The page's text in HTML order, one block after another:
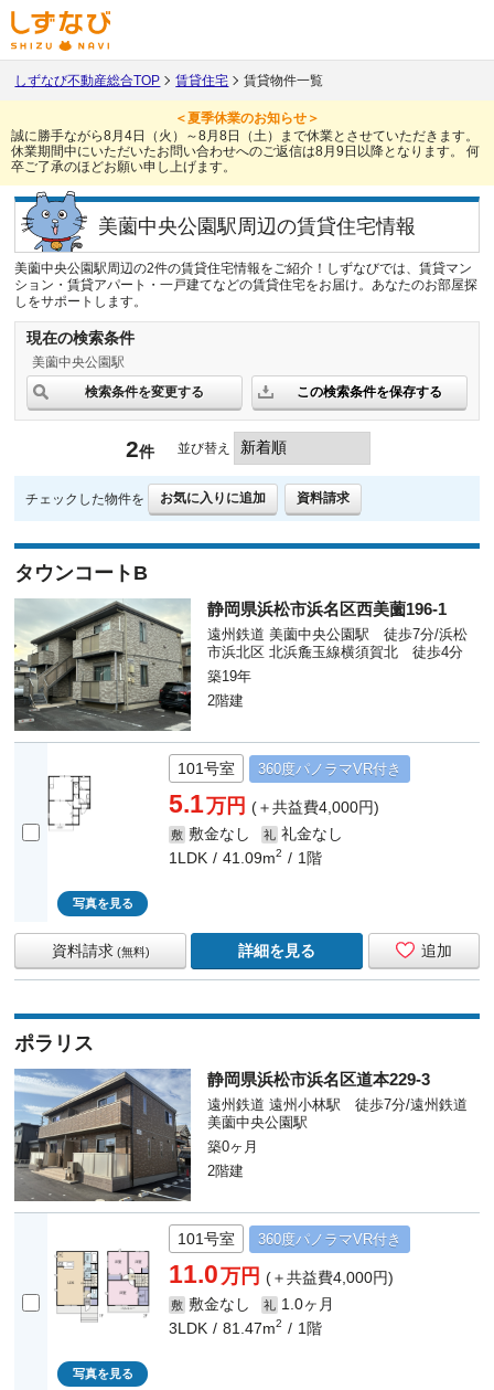
しずなび不動産総合TOP 賃貸住宅 賃貸物件一覧
＜夏季休業のお知らせ＞
誠に勝手ながら8月4日（火）～8月8日（土）まで休業とさせていただきます。
休業期間中にいただいたお問い合わせへのご返信は8月9日以降となります。
何
卒ご了承のほどお願い申し上げます。
美薗中央公園駅周辺の賃貸住宅情報
美薗中央公園駅周辺の2件の賃貸住宅情報をご紹介！しずなびでは、賃貸マン
ション・賃貸アパート・一戸建てなどの賃貸住宅をお届け。あなたのお部屋探
しをサポートします。
現在の検索条件
美薗中央公園駅
検索条件を変更する
この検索条件を保存する
2件 並び替え
チェックした物件を お気に入りに追加 資料請求
タウンコートB
静岡県浜松市浜名区西美薗196-1
遠州鉄道 美薗中央公園駅 徒歩7分/浜松
市浜北区 北浜麁玉線横須賀北 徒歩4分
築19年
2階建
写真を見る
101号室 360度パノラマVR付き
5.1万円(＋共益費4,000円)
敷 敷金なし 礼 礼金なし
1LDK
41.09m2 1階
追加
資料請求 (無料) 詳細を見る
ポラリス
静岡県浜松市浜名区道本229-3
遠州鉄道 遠州小林駅 徒歩7分/遠州鉄道
美薗中央公園駅
築0ヶ月
2階建
写真を見る
101号室 360度パノラマVR付き
11.0万円(＋共益費4,000円)
敷 敷金なし 礼 1.0ヶ月
3LDK
81.47m2 1階